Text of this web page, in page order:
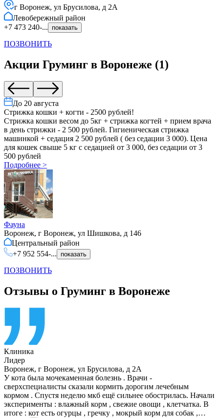
г Воронеж, ул Брусилова, д 2А
Левобережный район
+7 473 240-...
показать
ПОЗВОНИТЬ
Акции Груминг в Воронеже (1)
До 20 августа
Стрижка кошки + когти - 2500 рублей!
Стрижка кошки весом до 5кг + стрижка когтей + прием врача
в день стрижки - 2 500 рублей. Гигиеническая стрижка
машинкой + седация 2 500 рублей ( без седации 3 000). Цена
для кошек свыше 5 кг с седацией от 3 000, без седации от 3
500 рублей
Подробнее >
Фауна
Воронеж, г Воронеж, ул Шишкова, д 146
Центральный район
+7 952 554-...
показать
ПОЗВОНИТЬ
Отзывы о Груминг в Воронеже
Клиника
Лидер
Воронеж, г Воронеж, ул Брусилова, д 2А
У кота была мочекаменная болезнь . Врачи -
сверхспециалисты сказали кормить дорогим лечебным
кормом . Спустя неделю мкб ещё сильнее обострилась. Начали
эксперименты : влажный корм , свежие овощи , клетчатка. В
итоге : кот есть огурцы , гречку , мокрый корм для собак ,…